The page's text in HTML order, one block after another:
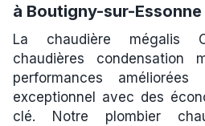
à Boutigny-sur-Essonne
La chaudière mégalis
chaudières condensation
performances
exceptionnel avec des
clé. Notre plombier